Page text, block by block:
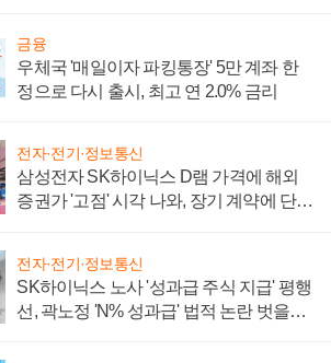
금융
우체국 '매일이자 파킹통장' 5만 계좌 한
정으로 다시 출시, 최고 연 2.0% 금리
전자·전기·정보통신
삼성전자 SK하이닉스 D램 가격에 해외
증권가 '고점' 시각 나와, 장기 계약에 단점
전자·전기·정보통신
SK하이닉스 노사 '성과급 주식 지급' 평행
선, 곽노정 'N% 성과급' 법적 논란 벗을지